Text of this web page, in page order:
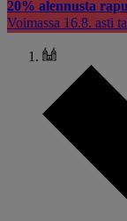
20% alennusta
Voimassa 16.8. asti